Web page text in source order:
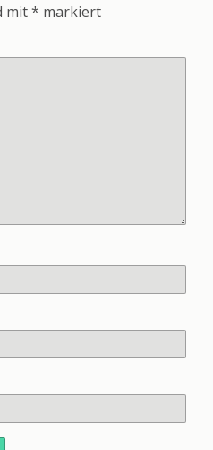
mit* markiert